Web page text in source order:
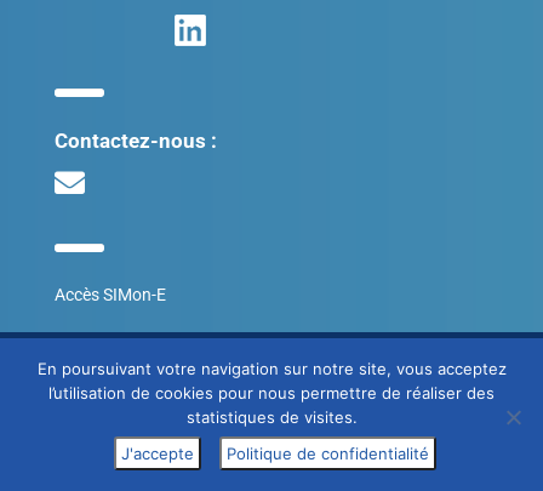
Contactez-nous :
Accès SIMon-E
© SITES 2020
Conception : Agence Galilée/Freestudio
En poursuivant votre navigation sur notre site, vous acceptez
l’utilisation de cookies pour nous permettre de réaliser des
statistiques de visites.
J'accepte
Politique de confidentialité